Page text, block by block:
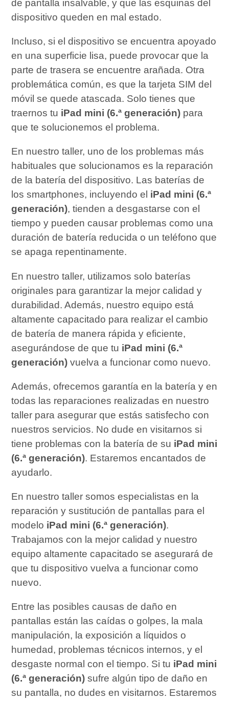
de pantalla insalvable, y que las esquinas del
dispositivo queden en mal estado.
Incluso, si el dispositivo se encuentra apoyado
en una superficie lisa, puede provocar que la
parte de trasera se encuentre arañada. Otra
problemática común, es que la tarjeta SIM del
móvil se quede atascada. Solo tienes que
traernos tu iPad mini (6.ª generación) para
que te solucionemos el problema.
En nuestro taller, uno de los problemas más
habituales que solucionamos es la reparación
de la batería del dispositivo. Las baterías de
los smartphones, incluyendo el iPad mini (6.ª
generación), tienden a desgastarse con el
tiempo y pueden causar problemas como una
duración de batería reducida o un teléfono que
se apaga repentinamente.
En nuestro taller, utilizamos solo baterías
originales para garantizar la mejor calidad y
durabilidad. Además, nuestro equipo está
altamente capacitado para realizar el cambio
de batería de manera rápida y eficiente,
asegurándose de que tu iPad mini (6.ª
generación) vuelva a funcionar como nuevo.
Además, ofrecemos garantía en la batería y en
todas las reparaciones realizadas en nuestro
taller para asegurar que estás satisfecho con
nuestros servicios. No dude en visitarnos si
tiene problemas con la batería de su iPad mini
(6.ª generación). Estaremos encantados de
ayudarlo.
En nuestro taller somos especialistas en la
reparación y sustitución de pantallas para el
modelo iPad mini (6.ª generación).
Trabajamos con la mejor calidad y nuestro
equipo altamente capacitado se asegurará de
que tu dispositivo vuelva a funcionar como
nuevo.
Entre las posibles causas de daño en
pantallas están las caídas o golpes, la mala
manipulación, la exposición a líquidos o
humedad, problemas técnicos internos, y el
desgaste normal con el tiempo. Si tu iPad mini
(6.ª generación) sufre algún tipo de daño en
su pantalla, no dudes en visitarnos. Estaremos